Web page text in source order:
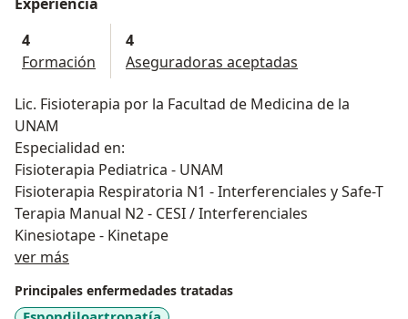
Experiencia
4
Formación
4
Aseguradoras aceptadas
Lic. Fisioterapia por la Facultad de Medicina de la
UNAM
Especialidad en:
Fisioterapia Pediatrica - UNAM
Fisioterapia Respiratoria N1 - Interferenciales y Safe-T
Terapia Manual N2 - CESI / Interferenciales
Kinesiotape - Kinetape
ver más
Principales enfermedades tratadas